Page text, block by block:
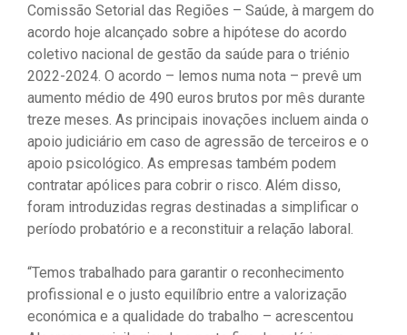
Comissão Setorial das Regiões – Saúde, à margem do
acordo hoje alcançado sobre a hipótese do acordo
coletivo nacional de gestão da saúde para o triénio
2022-2024. O acordo – lemos numa nota – prevê um
aumento médio de 490 euros brutos por mês durante
treze meses. As principais inovações incluem ainda o
apoio judiciário em caso de agressão de terceiros e o
apoio psicológico. As empresas também podem
contratar apólices para cobrir o risco. Além disso,
foram introduzidas regras destinadas a simplificar o
período probatório e a reconstituir a relação laboral.
“Temos trabalhado para garantir o reconhecimento
profissional e o justo equilíbrio entre a valorização
económica e a qualidade do trabalho – acrescentou